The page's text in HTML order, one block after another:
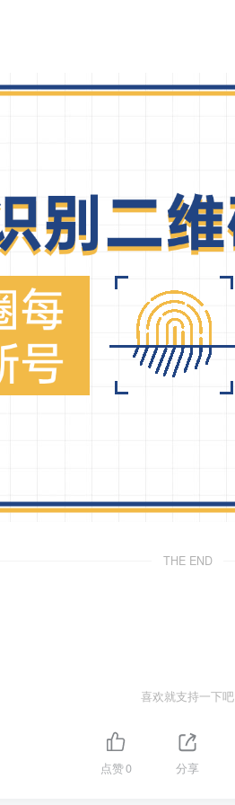
THE END
喜欢就支持一下吧
点赞0 分享